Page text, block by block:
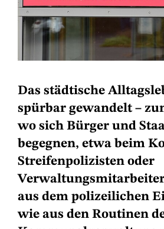
Das städtische
spürbar gewandelt –
wo sich Bürger und
begegnen, etwa beim
Streifenpolizisten oder
aus dem polizeilichen
wie aus den Routinen